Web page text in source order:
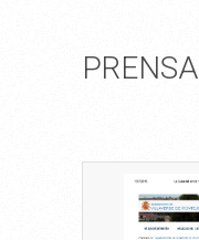
PRENSA